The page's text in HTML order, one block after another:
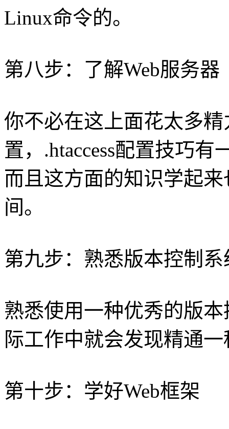
Linux命令的。
第八步：了解Web服务器
你不必在这上面花太多
置，.htaccess配置技巧
而且这方面的知识学起
间。
第九步：熟悉版本控制
熟悉使用一种优秀的版
际工作中就会发现精通
第十步：学好Web框架